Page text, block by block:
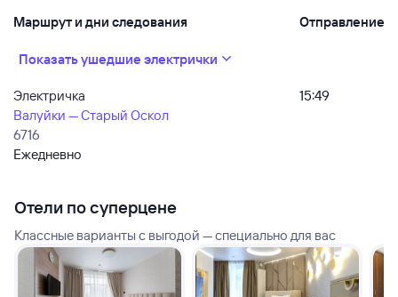
Маршрут и дни следования Отправление
Показать ушедшие электрички
Электричка
Валуйки — Старый Оскол
6716
Ежедневно
15:49
Отели по суперцене
Классные варианты с выгодой — специально для вас